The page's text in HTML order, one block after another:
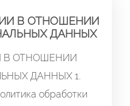
В ОТНОШЕНИИ
ДАННЫХ
В ОТНОШЕНИИ
ДАННЫХ 1.
обработки